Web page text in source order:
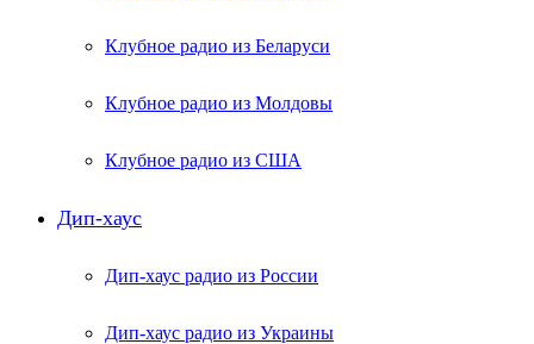
Клубное радио из Беларуси
Клубное радио из Молдовы
Клубное радио из США
Дип-хаус
Дип-хаус радио из России
Дип-хаус радио из Украины